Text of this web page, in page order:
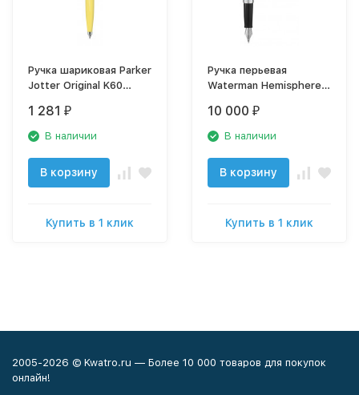
Ручка шариковая Parker
Jotter Original K60
M синие чернила
подар.кор.
1 281 ₽
В наличии
В корзину
Купить в 1 клик
Ручка перьевая
Waterman Hemisphere
CT F перо сталь
нержавеющая
10 000 ₽
В наличии
В корзину
Купить в 1 клик
2005-2026 © Kwatro.ru — Более 10 000 товаров для покупок
онлайн!